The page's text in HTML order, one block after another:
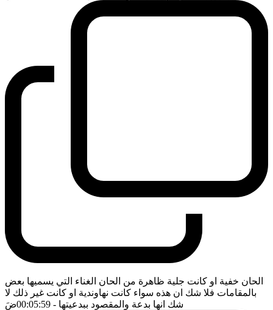
الحان خفية او كانت جلية ظاهرة من الحان الغناء التي يسميها بعض
بالمقامات فلا شك ان هذه سواء كانت نهاوندية او كانت غير ذلك لا
شك انها بدعة والمقصود ببدعيتها - 00:05:59 ضَ